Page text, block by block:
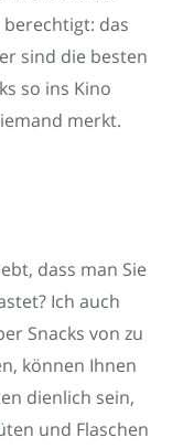
das
sind die besten
so ins Kino
merkt.
dass man Sie
Ich auch
Snacks von zu
können Ihnen
dienlich sein,
und Flaschen